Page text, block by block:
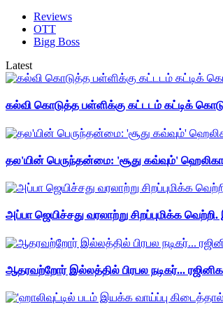
Reviews
OTT
Bigg Boss
Latest
கல்வி கொடுத்த பள்ளிக்கு கட்டடம் கட்டிக்
தல'யின் பெருந்தன்மை: 'சூது கவ்வும்'
அப்பா ஜெயிச்சது வரலாற்று சிறப்புமிக்க
ஆதரவற்றோர் இல்லத்தில் பிரபல நடிகர்...